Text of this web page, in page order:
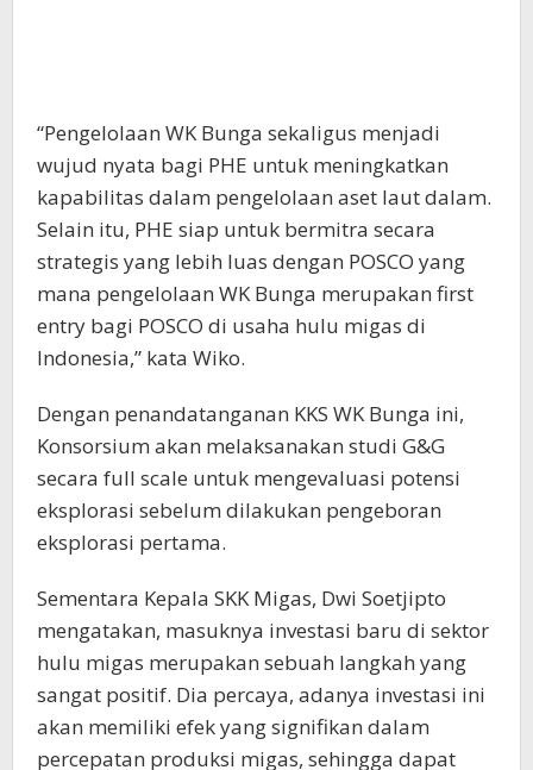
“Pengelolaan WK Bunga sekaligus menjadi
wujud nyata bagi PHE untuk meningkatkan
kapabilitas dalam pengelolaan aset laut dalam.
Selain itu, PHE siap untuk bermitra secara
strategis yang lebih luas dengan POSCO yang
mana pengelolaan WK Bunga merupakan first
entry bagi POSCO di usaha hulu migas di
Indonesia,” kata Wiko.
Dengan penandatanganan KKS WK Bunga ini,
Konsorsium akan melaksanakan studi G&G
secara full scale untuk mengevaluasi potensi
eksplorasi sebelum dilakukan pengeboran
eksplorasi pertama.
Sementara Kepala SKK Migas, Dwi Soetjipto
mengatakan, masuknya investasi baru di sektor
hulu migas merupakan sebuah langkah yang
sangat positif. Dia percaya, adanya investasi ini
akan memiliki efek yang signifikan dalam
percepatan produksi migas, sehingga dapat